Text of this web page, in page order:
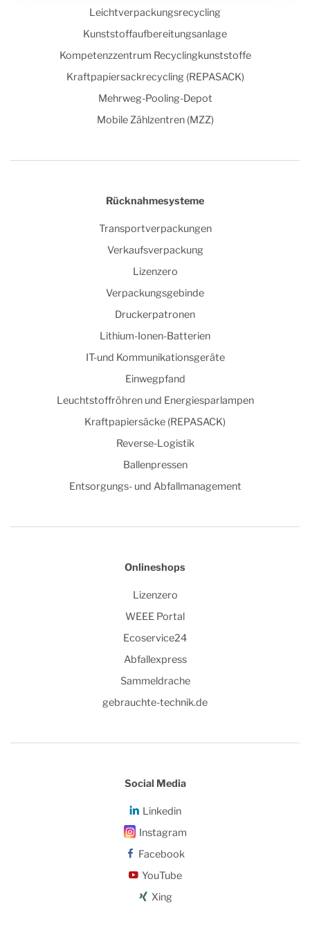
Leichtverpackungsrecycling
Kunststoffaufbereitungsanlage
Kompetenzzentrum Recyclingkunststoffe
Kraftpapiersackrecycling (REPASACK)
Mehrweg-Pooling-Depot
Mobile Zählzentren (MZZ)
Rücknahmesysteme
Transportverpackungen
Verkaufsverpackung
Lizenzero
Verpackungsgebinde
Druckerpatronen
Lithium-Ionen-Batterien
IT-und Kommunikationsgeräte
Einwegpfand
Leuchtstoffröhren und Energiesparlampen
Kraftpapiersäcke (REPASACK)
Reverse-Logistik
Ballenpressen
Entsorgungs- und Abfallmanagement
Onlineshops
Lizenzero
WEEE Portal
Ecoservice24
Abfallexpress
Sammeldrache
gebrauchte-technik.de
Social Media
Linkedin
Instagram
Facebook
YouTube
Xing